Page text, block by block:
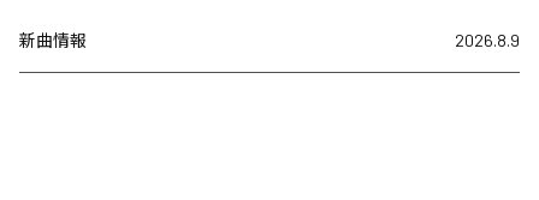
新曲情報 2026.8.9